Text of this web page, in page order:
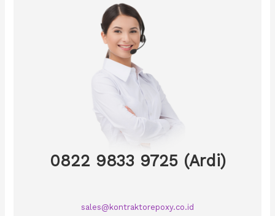
0822 9833 9725 (Ardi)
sales@kontraktorepoxy.co.id